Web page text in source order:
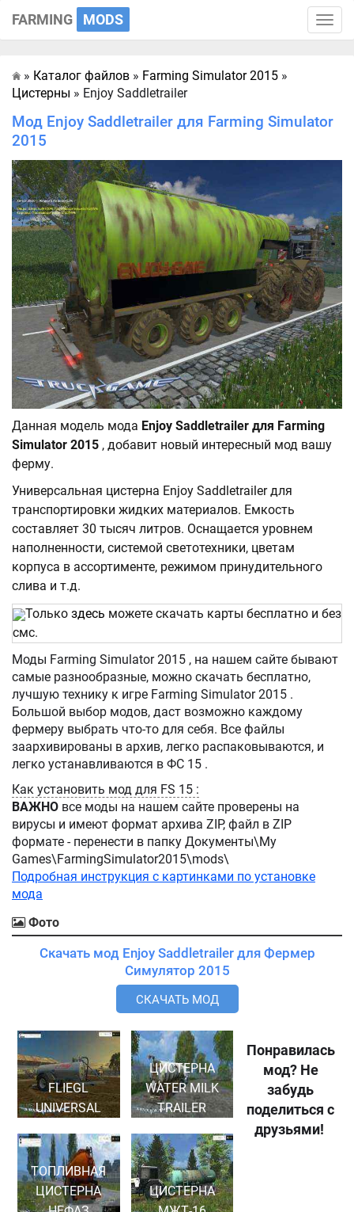
Toggle
FARMING MODS
Главная
» Каталог файлов » Farming Simulator 2015 »
Цистерны » Enjoy Saddletrailer
Мод Enjoy Saddletrailer для Farming Simulator
2015
Данная модель мода Enjoy Saddletrailer для Farming
Simulator 2015 , добавит новый интересный мод вашу
ферму.
Универсальная цистерна Enjoy Saddletrailer для
транспортировки жидких материалов. Емкость
составляет 30 тысяч литров. Оснащается уровнем
наполненности, системой светотехники, цветам
корпуса в ассортименте, режимом принудительного
слива и т.д.
Только здесь можете скачать карты бесплатно и без
смс.
Моды Farming Simulator 2015 , на нашем сайте бывают
самые разнообразные, можно скачать бесплатно,
лучшую технику к игре Farming Simulator 2015 .
Большой выбор модов, даст возможно каждому
фермеру выбрать что-то для себя. Все файлы
заархивированы в архив, легко распаковываются, и
легко устанавливаются в ФС 15 .
Как установить мод для FS 15 :
ВАЖНО все моды на нашем сайте проверены на
вирусы и имеют формат архива ZIP, файл в ZIP
формате - перенести в папку Документы\My
Games\FarmingSimulator2015\mods\
Подробная инструкция с картинками по установке
мода
Фото
Скачать мод Enjoy Saddletrailer для Фермер
Симулятор 2015
СКАЧАТЬ МОД
FLIEGL
UNIVERSAL
ЦИСТЕРНА
WATER MILK
TRAILER
ТОПЛИВНАЯ
ЦИСТЕРНА
ЦИСТЕРНА
Понравилась
мод? Не
забудь
поделиться с
друзьями!